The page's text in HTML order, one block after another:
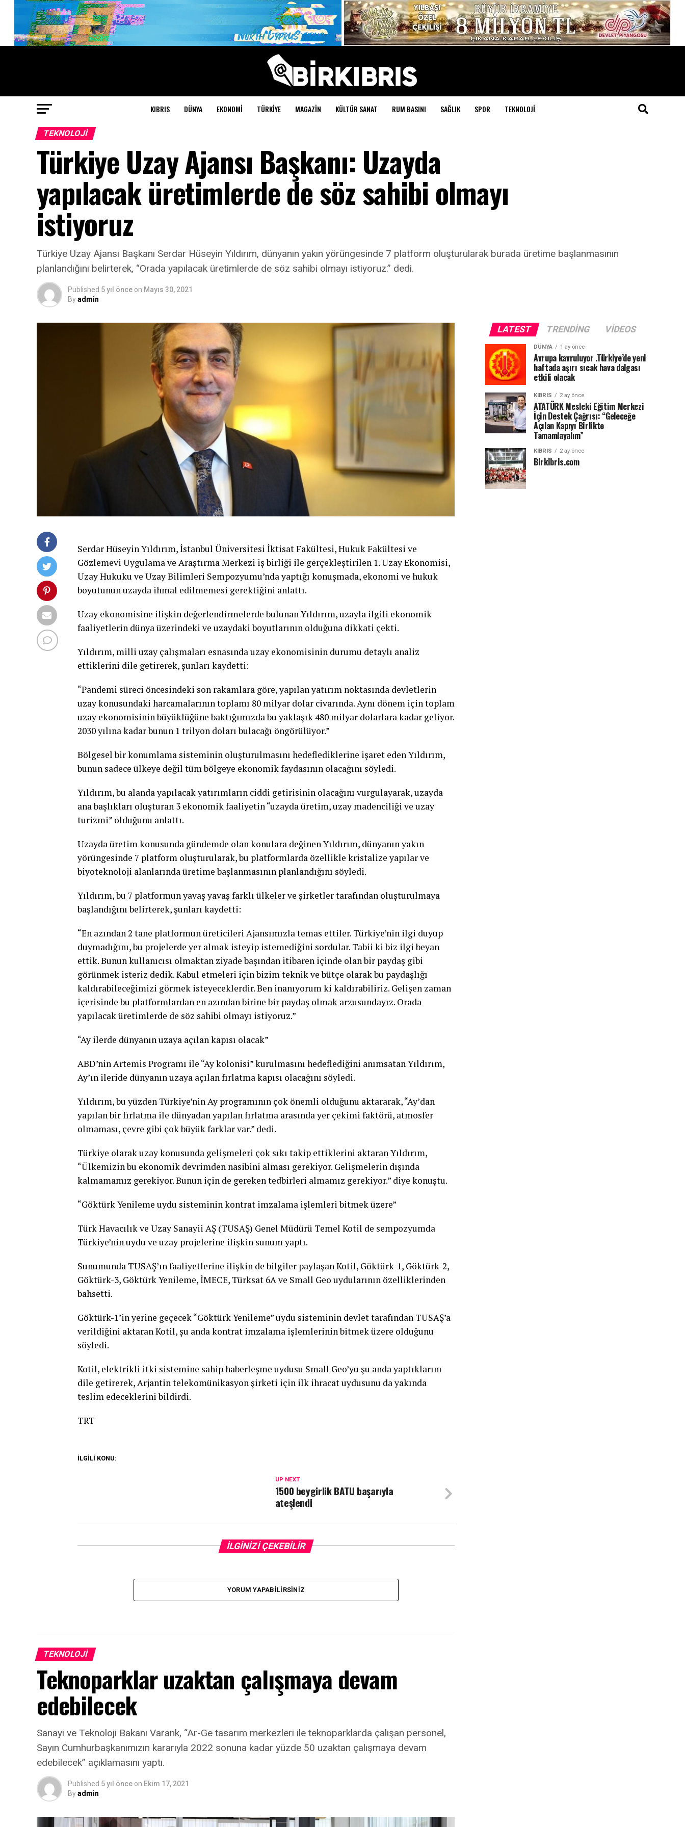
KIBRIS DÜNYA EKONOMI TÜRKIYE MAGAZIN KÜLTÜR SANAT RUM BASINI SAĞLIK SPOR TEKNOLOJI
TEKNOLOJI
Türkiye Uzay Ajansı Başkanı: Uzayda
yapılacak üretimlerde de söz sahibi olmayı
istiyoruz
Türkiye Uzay Ajansı Başkanı Serdar Hüseyin Yıldırım, dünyanın yakın yörüngesinde 7 platform oluşturularak burada üretime başlanmasının
planlandığını belirterek, “Orada yapılacak üretimlerde de söz sahibi olmayı istiyoruz.” dedi.
Published 5 yıl önce on Mayıs 30, 2021
Byadmin
Serdar Hüseyin Yıldırım, İstanbul Üniversitesi İktisat Fakültesi, Hukuk Fakültesi ve
Gözlemevi Uygulama ve Araştırma Merkezi iş birliği ile gerçekleştirilen 1. Uzay Ekonomisi,
Uzay Hukuku ve Uzay Bilimleri Sempozyumu’nda yaptığı konuşmada, ekonomi ve hukuk
boyutunun uzayda ihmal edilmemesi gerektiğini anlattı.
Uzay ekonomisine ilişkin değerlendirmelerde bulunan Yıldırım, uzayla ilgili ekonomik
faaliyetlerin dünya üzerindeki ve uzaydaki boyutlarının olduğuna dikkati çekti.
Yıldırım, milli uzay çalışmaları esnasında uzay ekonomisinin durumu detaylı analiz
ettiklerini dile getirerek, şunları kaydetti:
“Pandemi süreci öncesindeki son rakamlara göre, yapılan yatırım noktasında devletlerin
uzay konusundaki harcamalarının toplamı 80 milyar dolar civarında. Aynı dönem için toplam
uzay ekonomisinin büyüklüğüne baktığımızda bu yaklaşık 480 milyar dolarlara kadar geliyor.
2030 yılına kadar bunun 1 trilyon doları bulacağı öngörülüyor.”
Bölgesel bir konumlama sisteminin oluşturulmasını hedeflediklerine işaret eden Yıldırım,
bunun sadece ülkeye değil tüm bölgeye ekonomik faydasının olacağını söyledi.
Yıldırım, bu alanda yapılacak yatırımların ciddi getirisinin olacağını vurgulayarak, uzayda
ana başlıkları oluşturan 3 ekonomik faaliyetin “uzayda üretim, uzay madenciliği ve uzay
turizmi” olduğunu anlattı.
Uzayda üretim konusunda gündemde olan konulara değinen Yıldırım, dünyanın yakın
yörüngesinde 7 platform oluşturularak, bu platformlarda özellikle kristalize yapılar ve
biyoteknoloji alanlarında üretime başlanmasının planlandığını söyledi.
Yıldırım, bu 7 platformun yavaş yavaş farklı ülkeler ve şirketler tarafından oluşturulmaya
başlandığını belirterek, şunları kaydetti:
“En azından 2 tane platformun üreticileri Ajansımızla temas ettiler. Türkiye’nin ilgi duyup
duymadığını, bu projelerde yer almak isteyip istemediğini sordular. Tabii ki biz ilgi beyan
ettik. Bunun kullanıcısı olmaktan ziyade başından itibaren içinde olan bir paydaş gibi
görünmek isteriz dedik. Kabul etmeleri için bizim teknik ve bütçe olarak bu paydaşlığı
kaldırabileceğimizi görmek isteyeceklerdir. Ben inanıyorum ki kaldırabiliriz. Gelişen zaman
içerisinde bu platformlardan en azından birine bir paydaş olmak arzusundayız. Orada
yapılacak üretimlerde de söz sahibi olmayı istiyoruz.”
“Ay ilerde dünyanın uzaya açılan kapısı olacak”
ABD’nin Artemis Programı ile “Ay kolonisi” kurulmasını hedeflediğini anımsatan Yıldırım,
Ay’ın ileride dünyanın uzaya açılan fırlatma kapısı olacağını söyledi.
Yıldırım, bu yüzden Türkiye’nin Ay programının çok önemli olduğunu aktararak, “Ay’dan
yapılan bir fırlatma ile dünyadan yapılan fırlatma arasında yer çekimi faktörü, atmosfer
olmaması, çevre gibi çok büyük farklar var.” dedi.
Türkiye olarak uzay konusunda gelişmeleri çok sıkı takip ettiklerini aktaran Yıldırım,
“Ülkemizin bu ekonomik devrimden nasibini alması gerekiyor. Gelişmelerin dışında
kalmamamız gerekiyor. Bunun için de gereken tedbirleri almamız gerekiyor.” diye konuştu.
“Göktürk Yenileme uydu sisteminin kontrat imzalama işlemleri bitmek üzere”
Türk Havacılık ve Uzay Sanayii AŞ (TUSAŞ) Genel Müdürü Temel Kotil de sempozyumda
Türkiye’nin uydu ve uzay projelerine ilişkin sunum yaptı.
Sunumunda TUSAŞ’ın faaliyetlerine ilişkin de bilgiler paylaşan Kotil, Göktürk-1, Göktürk-2,
Göktürk-3, Göktürk Yenileme, İMECE, Türksat 6A ve Small Geo uydularının özelliklerinden
bahsetti.
Göktürk-1’in yerine geçecek “Göktürk Yenileme” uydu sisteminin devlet tarafından TUSAŞ’a
verildiğini aktaran Kotil, şu anda kontrat imzalama işlemlerinin bitmek üzere olduğunu
söyledi.
Kotil, elektrikli itki sistemine sahip haberleşme uydusu Small Geo’yu şu anda yaptıklarını
dile getirerek, Arjantin telekomünikasyon şirketi için ilk ihracat uydusunu da yakında
teslim edeceklerini bildirdi.​​​​​​​
TRT
İLGİLİ KONU:
UP NEXT
1500 beygirlik BATU başarıyla
ateşlendi
İLGİNİZİ ÇEKEBİLİR
YORUM YAPABILIRSINIZ
TEKNOLOJI
Teknoparklar uzaktan çalışmaya devam
edebilecek
Sanayi ve Teknoloji Bakanı Varank, “Ar-Ge tasarım merkezleri ile teknoparklarda çalışan personel,
Sayın Cumhurbaşkanımızın kararıyla 2022 sonuna kadar yüzde 50 uzaktan çalışmaya devam
edebilecek” açıklamasını yaptı.
Published 5 yıl önce on Ekim 17, 2021
Byadmin
LATEST TRENDING VIDEOS
DÜNYA 1 ay önce
Avrupa kavruluyor .Türkiye’de yeni
haftada aşırı sıcak hava dalgası
etkili olacak
KIBRIS 2 ay önce
ATATÜRK Mesleki Eğitim Merkezi
İçin Destek Çağrısı: “Geleceğe
Açılan Kapıyı Birlikte
Tamamlayalım”
KIBRIS 2 ay önce
Birkibris.com